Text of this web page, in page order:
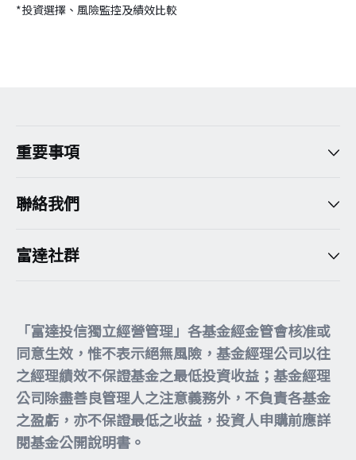
*投資選擇、風險監控及績效比較
重要事項
聯絡我們
富達社群
「富達投信獨立經營管理」各基金經金管會核准或
同意生效，惟不表示絕無風險，基金經理公司以往
之經理績效不保證基金之最低投資收益；基金經理
公司除盡善良管理人之注意義務外，不負責各基金
之盈虧，亦不保證最低之收益，投資人申購前應詳
閱基金公開說明書。